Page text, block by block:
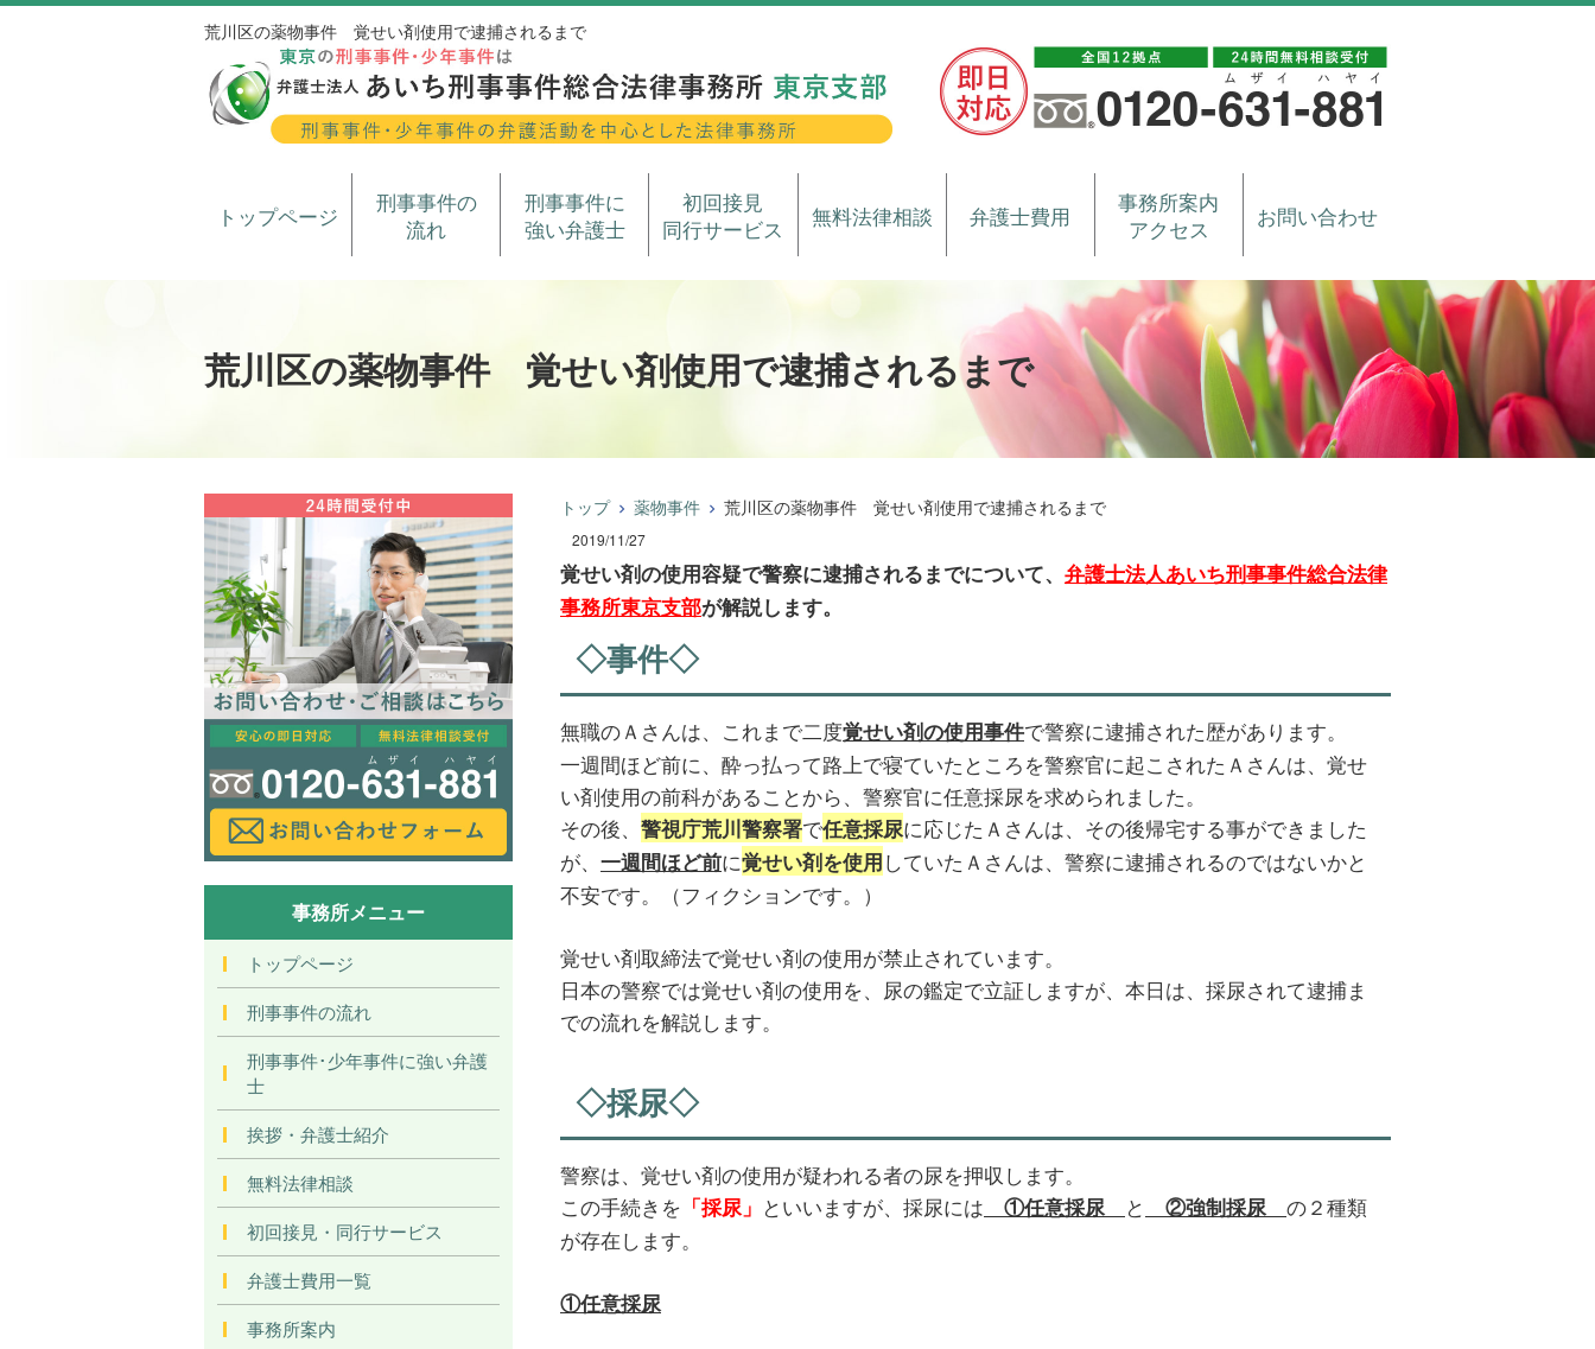
荒川区の薬物事件 覚せい剤使用で逮捕されるまで
トップページ
刑事事件の
流れ
刑事事件に
強い弁護士
初回接見
同行サービス
無料法律相談 弁護士費用
事務所案内
アクセス
お問い合わせ
荒川区の薬物事件 覚せい剤使用で逮捕されるまで
トップ 薬物事件 荒川区の薬物事件 覚せい剤使用で逮捕されるまで
2019/11/27
覚せい剤の使用容疑で警察に逮捕されるまでについて、 弁護士法人あいち刑事事件総合法律
事務所東京支部が解説します。
◇事件◇
無職のＡさんは、これまで二度覚せい剤の使用事件で警察に逮捕された歴があります。
一週間ほど前に、酔っ払って路上で寝ていたところを警察官に起こされたＡさんは、覚せ
い剤使用の前科があることから、警察官に任意採尿を求められました。
その後、 警視庁荒川警察署で任意採尿に応じたＡさんは、その後帰宅する事ができました
が、 一週間ほど前に覚せい剤を使用していたＡさんは、警察に逮捕されるのではないかと
不安です。（フィクションです。）
覚せい剤取締法で覚せい剤の使用が禁止されています。
日本の警察では覚せい剤の使用を、尿の鑑定で立証しますが、本日は、採尿されて逮捕ま
での流れを解説します。
◇採尿◇
警察は、覚せい剤の使用が疑われる者の尿を押収します。
この手続きを 「採尿」 といいますが、採尿には ①任意採尿 と ②強制採尿 の２種類
が存在します。
①任意採尿
事務所メニュー
トップページ
刑事事件の流れ
刑事事件･少年事件に強い弁護
士
挨拶・弁護士紹介
無料法律相談
初回接見・同行サービス
弁護士費用一覧
事務所案内